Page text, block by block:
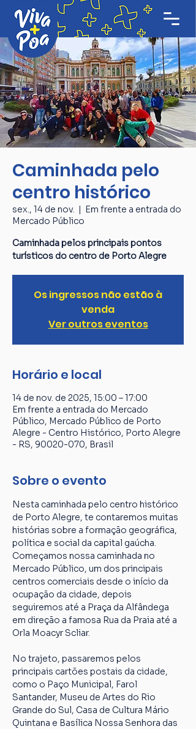
Caminhada pelo
centro histórico
sex., 14 de nov.
  |
Em frente a entrada do
Mercado Público
Caminhada pelos principais pontos
turísticos do centro de Porto Alegre
Os ingressos não estão à
venda
Ver outros eventos
Horário e local
14 de nov. de 2025, 15:00 – 17:00
Em frente a entrada do Mercado
Público, Mercado Público de Porto
Alegre - Centro Histórico, Porto Alegre
- RS, 90020-070, Brasil
Sobre o evento
Nesta caminhada pelo centro histórico
de Porto Alegre, te contaremos muitas
histórias sobre a formação geográfica,
política e social da capital gaúcha.
Começamos nossa caminhada no
Mercado Público, um dos principais
centros comerciais desde o início da
ocupação da cidade, depois
seguiremos até a Praça da Alfândega
em direção a famosa Rua da Praia até a
Orla Moacyr Scliar.
No trajeto, passaremos pelos
principais cartões postais da cidade,
como o Paço Municipal, Farol
Santander, Museu de Artes do Rio
Grande do Sul, Casa de Cultura Mário
Quintana e Basílica Nossa Senhora das